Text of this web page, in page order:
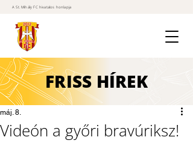
A St. Mihály FC hivatalos honlapja
FRISS HÍREK
Videón a győri bravúriksz!
máj. 8.